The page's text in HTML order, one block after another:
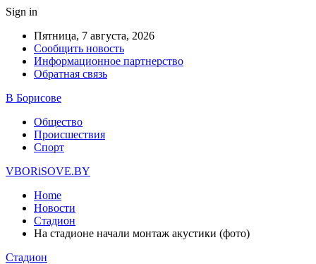
Sign in
Пятница, 7 августа, 2026
Сообщить новость
Информационное партнерство
Обратная связь
В Борисове
Общество
Происшествия
Спорт
VBORiSOVE.BY
Home
Новости
Стадион
На стадионе начали монтаж акустики (фото)
Стадион